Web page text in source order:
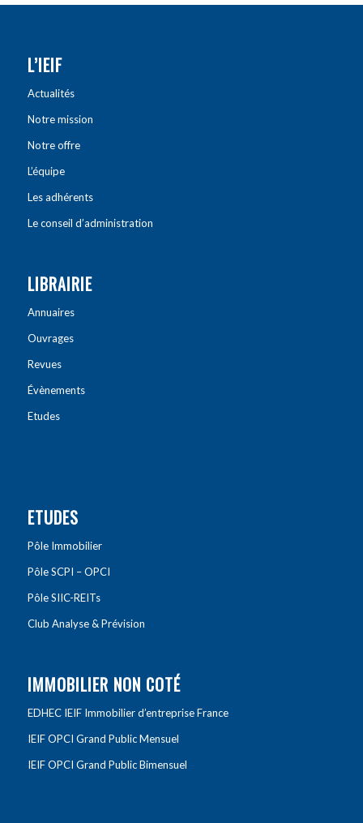
L’IEIF
Actualités
Notre mission
Notre offre
L’équipe
Les adhérents
Le conseil d’administration
LIBRAIRIE
Annuaires
Ouvrages
Revues
Évènements
Etudes
ETUDES
Pôle Immobilier
Pôle SCPI – OPCI
Pôle SIIC-REITs
Club Analyse & Prévision
IMMOBILIER NON COTÉ
EDHEC IEIF Immobilier d’entreprise France
IEIF OPCI Grand Public Mensuel
IEIF OPCI Grand Public Bimensuel